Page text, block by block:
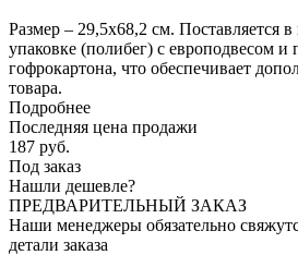
Размер – 29,5х68,2 см. Поставляется
упаковке (полибег) с европодвесом и
гофрокартона, что обеспечивает
товара.
Подробнее
Последняя цена продажи
187 руб.
Под заказ
Нашли дешевле?
ПРЕДВАРИТЕЛЬНЫЙ ЗАКАЗ
Наши менеджеры обязательно
детали заказа